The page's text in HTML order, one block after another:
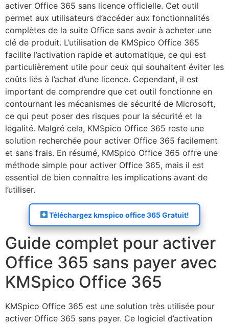
activer Office 365 sans licence officielle. Cet outil
permet aux utilisateurs d’accéder aux fonctionnalités
complètes de la suite Office sans avoir à acheter une
clé de produit. L’utilisation de KMSpico Office 365
facilite l’activation rapide et automatique, ce qui est
particulièrement utile pour ceux qui souhaitent éviter les
coûts liés à l’achat d’une licence. Cependant, il est
important de comprendre que cet outil fonctionne en
contournant les mécanismes de sécurité de Microsoft,
ce qui peut poser des risques pour la sécurité et la
légalité. Malgré cela, KMSpico Office 365 reste une
solution recherchée pour activer Office 365 facilement
et sans frais. En résumé, KMSpico Office 365 offre une
méthode simple pour activer Office 365, mais il est
essentiel de bien connaître les implications avant de
l’utiliser.
Téléchargez kmspico office 365 Gratuit!
Guide complet pour activer
Office 365 sans payer avec
KMSpico Office 365
KMSpico Office 365 est une solution très utilisée pour
activer Office 365 sans payer. Ce logiciel d’activation